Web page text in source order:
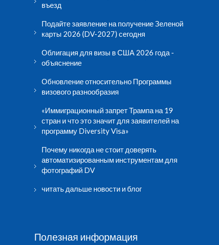
въезд
Подайте заявление на получение Зеленой
карты 2026 (DV-2027) сегодня
Облигация для визы в США 2026 года -
объяснение
Обновление относительно Программы
визового разнообразия
«Иммиграционный запрет Трампа на 19
стран и что это значит для заявителей на
программу Diversity Visa»
Почему никогда не стоит доверять
автоматизированным инструментам для
фотографий DV
читать дальше новости и блог
Полезная информация